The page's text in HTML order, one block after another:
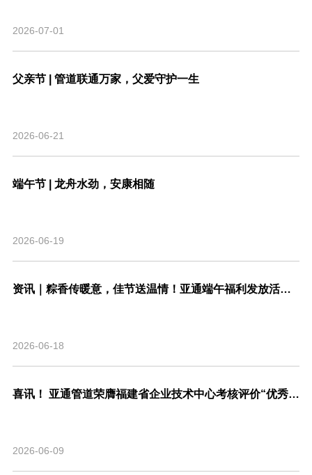
2026-07-01
父亲节 | 管道联通万家，父爱守护一生
2026-06-21
端午节 | 龙舟水劲，安康相随
2026-06-19
资讯｜粽香传暖意，佳节送温情！亚通端午福利发放活动圆满结束！
2026-06-18
喜讯！ 亚通管道荣膺福建省企业技术中心考核评价“优秀”等级，系省内管道行业唯一！
2026-06-09